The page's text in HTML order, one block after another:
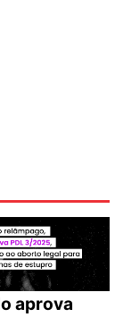
aprova